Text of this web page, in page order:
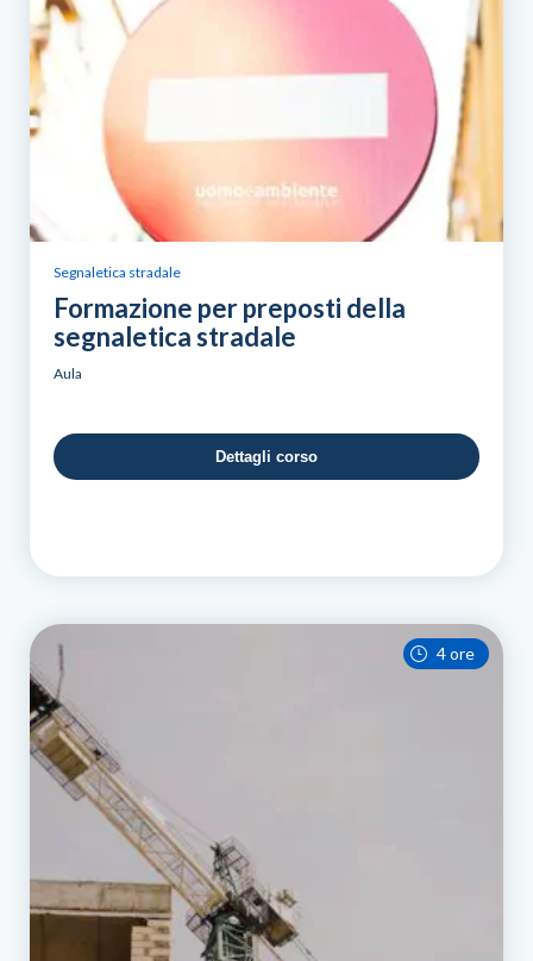
Segnaletica stradale
Formazione per preposti della
segnaletica stradale
Aula
Dettagli corso
4 ore